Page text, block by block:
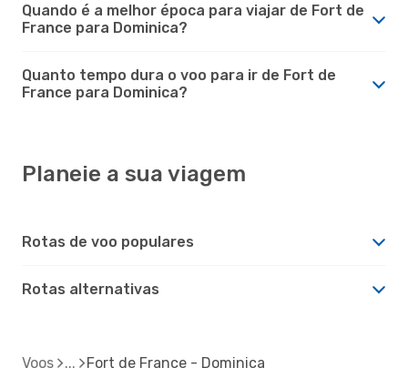
Quando é a melhor época para viajar de Fort de
France para Dominica?
Quanto tempo dura o voo para ir de Fort de
France para Dominica?
Planeie a sua viagem
Rotas de voo populares
Rotas alternativas
Voos Fort de France - Dominica